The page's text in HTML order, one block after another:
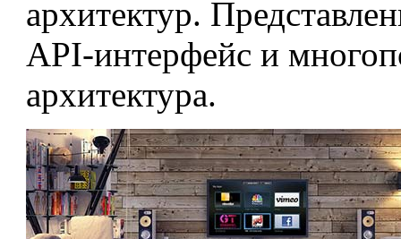
архитектур.
API-интерфейс и
архитектура.